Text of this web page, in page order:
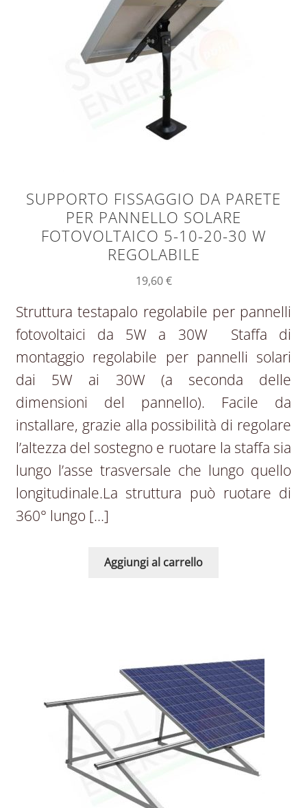
SUPPORTO FISSAGGIO DA PARETE
PER PANNELLO SOLARE
FOTOVOLTAICO 5-10-20-30 W
REGOLABILE
19,60€
Struttura testapalo regolabile per pannelli
fotovoltaici da 5W a 30W Staffa di
montaggio regolabile per pannelli solari
dai 5W ai 30W (a seconda delle
dimensioni del pannello). Facile da
installare, grazie alla possibilità di regolare
l’altezza del sostegno e ruotare la staffa sia
lungo l’asse trasversale che lungo quello
longitudinale.La struttura può ruotare di
360° lungo […]
Aggiungi al carrello